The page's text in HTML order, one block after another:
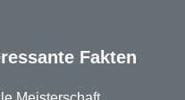
Fakten